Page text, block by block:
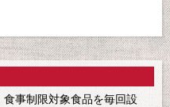
事制限対象食品を毎回設